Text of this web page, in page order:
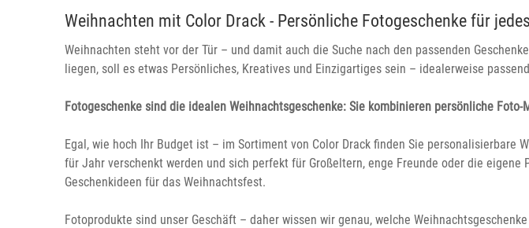
Weihnachten mit Color Drack - Persönliche Fotogeschenke für
Weihnachten steht vor der Tür – und damit auch die Suche nach den passenden
liegen, soll es etwas Persönliches, Kreatives und Einzigartiges sein – idealerweise
Fotogeschenke sind die idealen Weihnachtsgeschenke: Sie kombinieren persönliche
Egal, wie hoch Ihr Budget ist – im Sortiment von Color Drack finden Sie personalisierbare
für Jahr verschenkt werden und sich perfekt für Großeltern, enge Freunde oder die eigene
Geschenkideen für das Weihnachtsfest.
Fotoprodukte sind unser Geschäft – daher wissen wir genau, welche